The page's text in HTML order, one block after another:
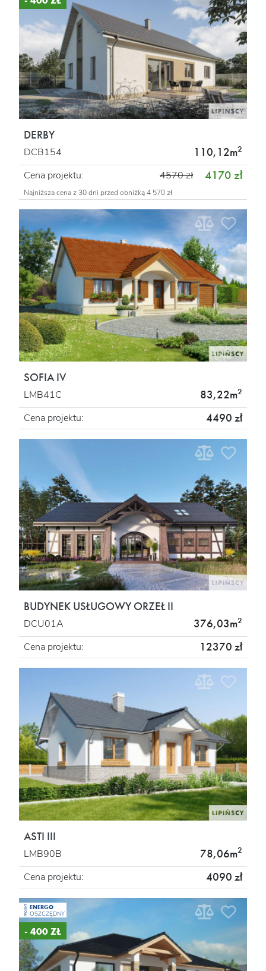
DERBY
DCB154 110,12m2
Cena projektu: 4170 zł
4570 zł
Najniższa cena z 30 dni przed obniżką 4 570 zł
SOFIA IV
LMB41C 83,22m2
Cena projektu: 4490 zł
BUDYNEK USŁUGOWY ORZEŁ II
DCU01A 376,03m2
Cena projektu: 12370 zł
ASTI III
LMB90B 78,06m2
Cena projektu: 4090 zł
PROJEKT ENERGO
OSZCZĘDNY
- 400 ZŁ